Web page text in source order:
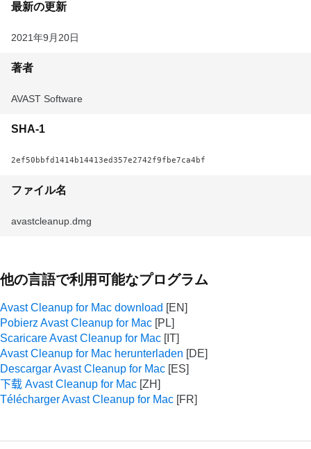
最新の更新
2021年9月20日
著者
AVAST Software
SHA-1
2ef50bbfd1414b14413ed357e2742f9fbe7ca4bf
ファイル名
avastcleanup.dmg
他の言語で利用可能なプログラム
Avast Cleanup for Mac download
Pobierz Avast Cleanup for Mac
Scaricare Avast Cleanup for Mac
Avast Cleanup for Mac herunterladen
Descargar Avast Cleanup for Mac
下载 Avast Cleanup for Mac
Télécharger Avast Cleanup for Mac